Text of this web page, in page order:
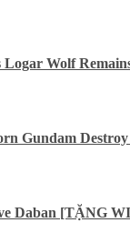
Wolf
Gundam Destroy
Daban [TẶNG